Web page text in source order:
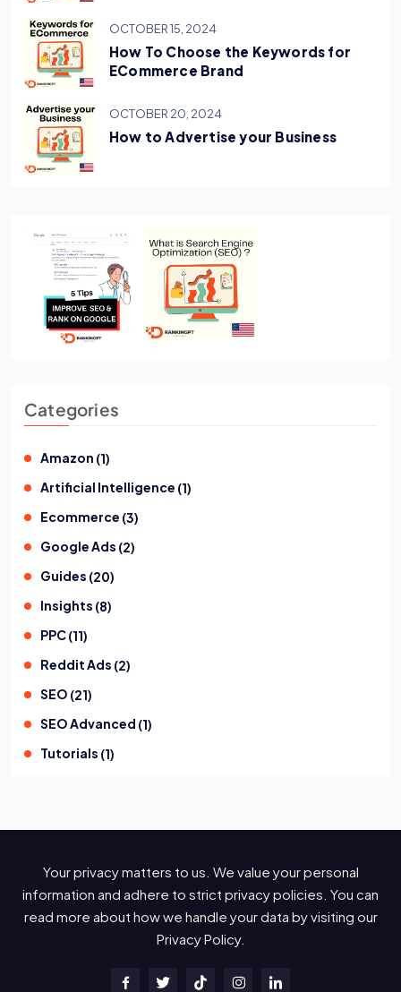
OCTOBER 15, 2024
How To Choose the Keywords for
ECommerce Brand
OCTOBER 20, 2024
How to Advertise your Business
Categories
Amazon (1)
Artificial Intelligence (1)
Ecommerce (3)
Google Ads (2)
Guides (20)
Insights (8)
PPC(11)
Reddit Ads (2)
SEO (21)
SEO Advanced (1)
Tutorials (1)
Your privacy matters to us. We value your personal
information and adhere to strict privacy policies. You can
read more about how we handle your data by visiting our
Privacy Policy.